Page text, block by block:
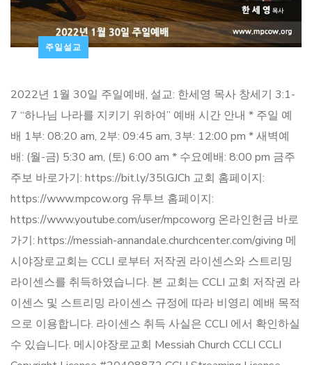
주일설교
2022년 1월 30일 주일예배, 설교: 한세영 목사 창세기 3:1-
7 “하나님 나라를 지키기 위하여” 예배 시간 안내 * 주일 예
배 1부: 08:20 am, 2부: 09:45 am, 3부: 12:00 pm * 새벽예
배: (월-금) 5:30 am, (토) 6:00 am * 수요예배: 8:00 pm 금주
주보 바로가기: https://bit.ly/35lGJCh 교회 홈페이지:
https://www.mpcow.org 유투브 홈페이지:
https://www.youtube.com/user/mpcoworg 온라인헌금 바로
가기: https://messiah-annandale.churchcenter.com/giving 메
시야장로교회는 CCLI 로부터 저작권 라이센스와 스트리밍
라이센스를 취득하였습니다. 본 교회는 CCLI 교회 저작권 라
이센스 및 스트리밍 라이센스 규정에 따라 비영리 예배 목적
으로 이용합니다. 라이센스 취득 사실은 CCLI 에서 확인하실
수 있습니다. 메시야장로교회 Messiah Church CCLI CCLI